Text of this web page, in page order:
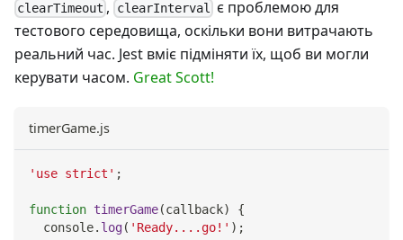
clearTimeout , clearInterval є проблемою для
тестового середовища, оскільки вони витрачають
реальний час. Jest вміє підміняти їх, щоб ви могли
керувати часом. Great Scott!
timerGame.js
'use strict' ;
function timerGame(callback)
{
console. log( 'Ready....go!' ) ;